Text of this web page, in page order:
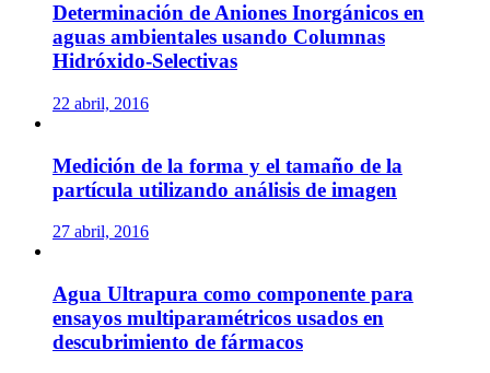
Determinación de Aniones Inorgánicos en
aguas ambientales usando Columnas
Hidróxido-Selectivas
22 abril, 2016
Medición de la forma y el tamaño de la
partícula utilizando análisis de imagen
27 abril, 2016
Agua Ultrapura como componente para
ensayos multiparamétricos usados en
descubrimiento de fármacos